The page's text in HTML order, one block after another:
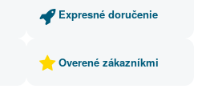
Expresné doručenie
Overené zákazníkmi